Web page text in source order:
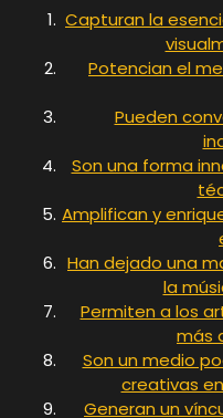
Capturan la
Potencian el
Pueden
Son una forma
Amplifican y
Han dejado una
la
Permiten a los
más
Son un medio
creativas
Generan un